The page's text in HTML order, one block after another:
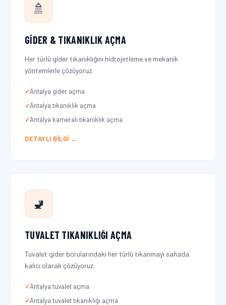
🚿
GIDER & TIKANIKLIK AÇMA
Her türlü gider tıkanıklığını hidrojetleme ve mekanik
yöntemlerle çözüyoruz.
Antalya gider açma
Antalya tıkanıklık açma
Antalya kameralı tıkanıklık açma
DETAYLI BILGI →
🚽
TUVALET TIKANIKLIĞI AÇMA
Tuvalet gider borularındaki her türlü tıkanmayı sahada
kalıcı olarak çözüyoruz.
Antalya tuvalet açma
Antalya tuvalet tıkanıklığı açma